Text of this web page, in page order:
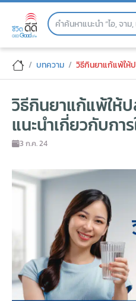
Skip
วิธีกินยาแก้แพ้ให้ปล
บทความ วิธีกินยาแก้แพ้ให้ปลอดภัย พร้อมคำแนะนำเกี่ยวกับการ
วิธีกินยาแก้แพ้ให้
แนะนำเกี่ยวกับกา
3 ก.ค. 24